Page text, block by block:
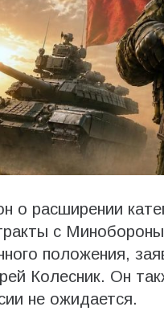
о расширении
с
положения,
Колесник. Он
не ожидается.